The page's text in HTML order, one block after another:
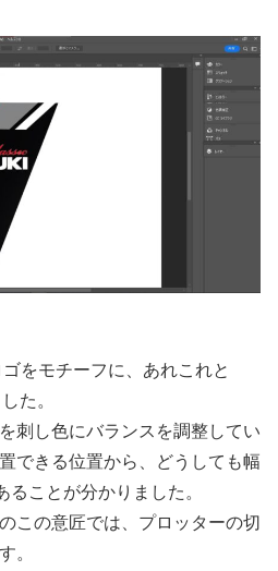
ゴをモチーフに、あれこれと
た。
刺し色にバランスを調整してい
できる位置から、どうしても幅
ることが分かりました。
この意匠では、プロッターの切
。